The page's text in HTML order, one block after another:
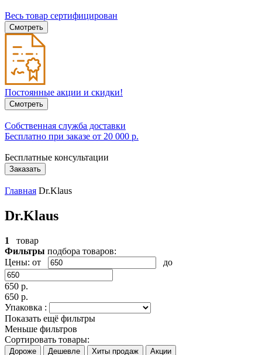
Весь товар сертифицирован
Смотреть
Постоянные акции и скидки!
Смотреть
Собственная служба доставки
Бесплатно при заказе от 20 000 р.
Бесплатные консультации
Заказать
Главная Dr.Klaus
Dr.Klaus
1
товар
Фильтры подбора товаров:
Цены: от до
650 р.
650 р.
Упаковка :
Показать ещё фильтры
Меньше фильтров
Сортировать товары:
Дороже Дешевле Хиты продаж Акции